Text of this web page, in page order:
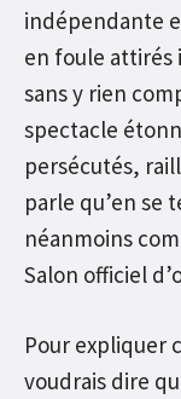
indépendante
en foule attirés
sans y rien
spectacle
persécutés,
parle qu’en se
néanmoins
Salon officiel
Pour expliquer
voudrais dire